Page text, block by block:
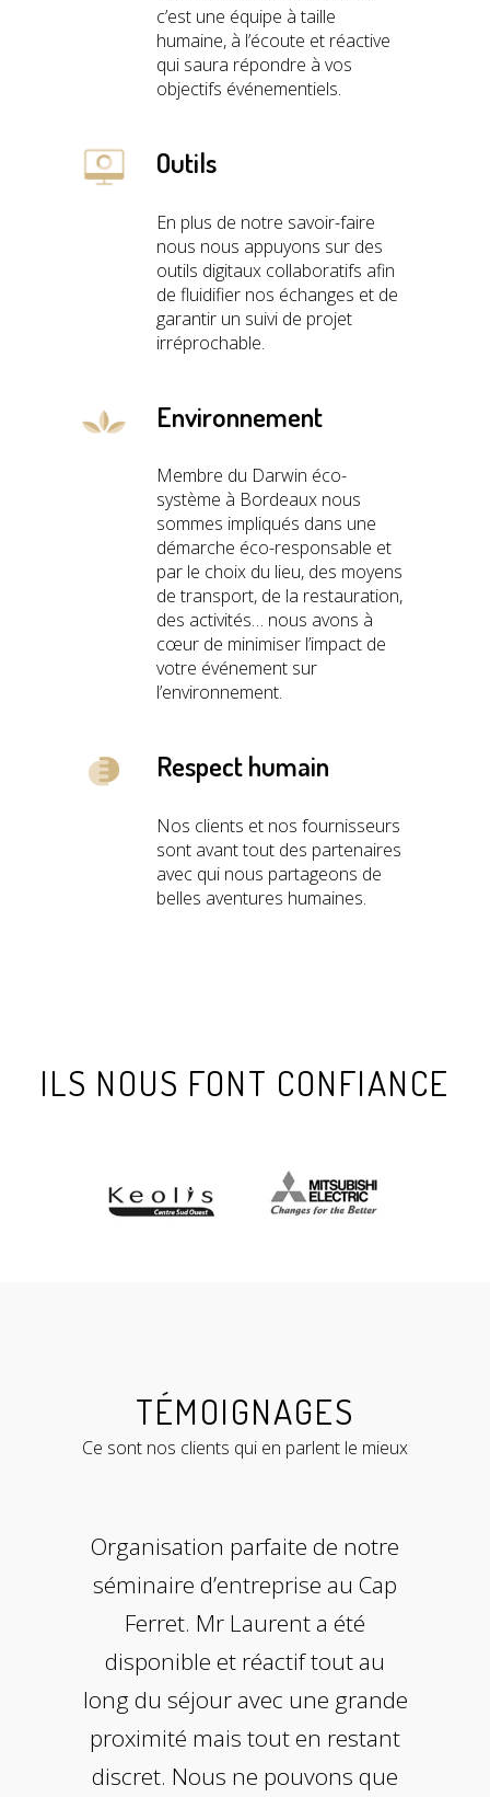
c’est une équipe à taille
humaine, à l’écoute et réactive
qui saura répondre à vos
objectifs événementiels.
Outils
En plus de notre savoir-faire
nous nous appuyons sur des
outils digitaux collaboratifs afin
de fluidifier nos échanges et de
garantir un suivi de projet
irréprochable.
Environnement
Membre du Darwin éco-
système à Bordeaux nous
sommes impliqués dans une
démarche éco-responsable et
par le choix du lieu, des moyens
de transport, de la restauration,
des activités… nous avons à
cœur de minimiser l’impact de
votre événement sur
l’environnement.
Respect humain
Nos clients et nos fournisseurs
sont avant tout des partenaires
avec qui nous partageons de
belles aventures humaines.
ILS NOUS FONT CONFIANCE
TÉMOIGNAGES
Ce sont nos clients qui en parlent le mieux
Organisation parfaite de notre
séminaire d’entreprise au Cap
Ferret. Mr Laurent a été
disponible et réactif tout au
long du séjour avec une grande
proximité mais tout en restant
discret. Nous ne pouvons que
Mon cher Vincent Je voulais te
témoigner à travers ce courrier
ma reconnaissance admirative
pour l’exceptionnel travail que
tu as établi pour nos sorties à St
Emilion, Beaune et récemment
à Montreux. Tu as proposé à
Cela fait de nombreuses années
que nous travaillons avec
Vincent et Antoine, aussi bien
pour nos événements clients
que nos team buildings
internes. Ils sont très à l’écoute
de nos besoins et sont force de